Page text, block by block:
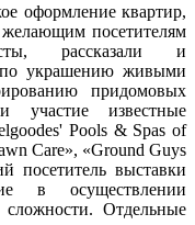
оформление квартир,
посетителям
рассказали и
по украшению живыми
придомовых
участие известные
Pools & Spas of
Care», «Ground Guys
выставки
в осуществлении
Отдельные